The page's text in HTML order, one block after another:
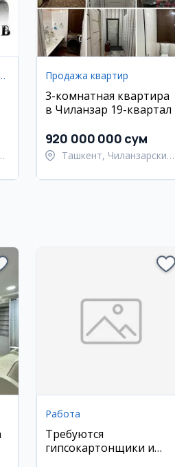
Продажа квартир
3-комнатная квартира
в Чиланзар 19-квартал
920 000 000 сум
Ташкент, Чиланзарский
Работа
Требуются
гипсокартонщики и